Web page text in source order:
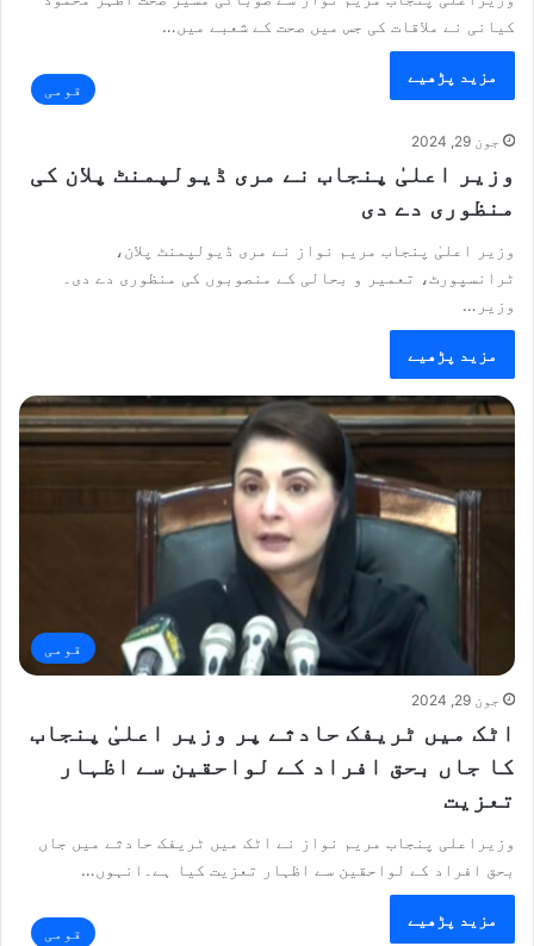
کیانی نے ملاقات کی جس میں صحت کے شعبے میں…
مزید پڑھیے
قومی
جون 29, 2024
وزیر اعلیٰ پنجاب نے مری ڈیولپمنٹ پلان کی
منظوری دے دی
وزیر اعلیٰ پنجاب مریم نواز نے مری ڈیولپمنٹ پلان،
ٹرانسپورٹ، تعمیر و بحالی کے منصوبوں کی منظوری دے دی۔
وزیر…
مزید پڑھیے
قومی
جون 29, 2024
اٹک میں ٹریفک حادثے پر وزیر اعلیٰ پنجاب
کا جاں بحق افراد کے لواحقین سے اظہار
تعزیت
وزیراعلی پنجاب مریم نواز نے اٹک میں ٹریفک حادثے میں جاں
بحق افراد کے لواحقین سے اظہار تعزیت کیا ہے۔انہوں…
مزید پڑھیے
قومی